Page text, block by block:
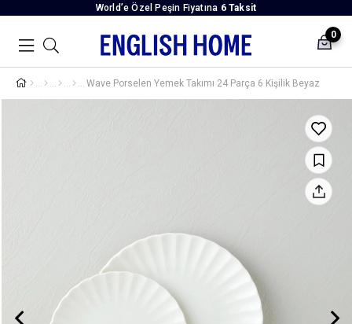
World’e Özel Peşin Fiyatına 6 Taksit
0
Wave Porselen Yemek Takımı 24 Parça 6 Kişilik Beyaz